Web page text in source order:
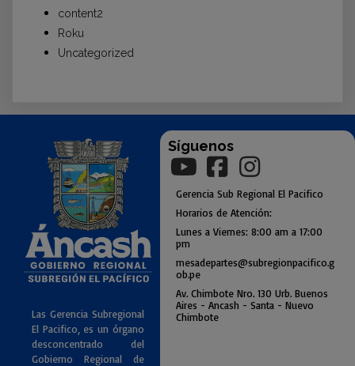
content2
Roku
Uncategorized
Las Gerencia Subregional
El Pacifico, es un órgano
desconcentrado del
Gobierno Regional de
Síguenos
Gerencia Sub Regional El Pacifico
Horarios de Atención:
Lunes a Viernes: 8:00 am a 17:00
pm
mesadepartes@subregionpacifico.g
ob.pe
Av. Chimbote Nro. 130 Urb. Buenos
Aires - Ancash - Santa - Nuevo
Chimbote